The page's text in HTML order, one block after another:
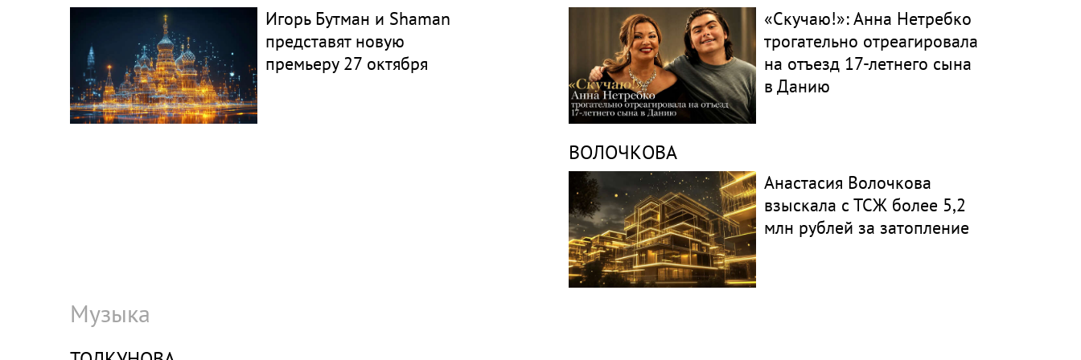
Игорь Бутман и Shaman
представят новую
премьеру 27 октября
«Скучаю!»: Анна Нетребко
трогательно отреагировала
на отъезд 17-летнего сына
в Данию
ВОЛОЧКОВА
Анастасия Волочкова
взыскала с ТСЖ более 5,2
млн рублей за затопление
Музыка